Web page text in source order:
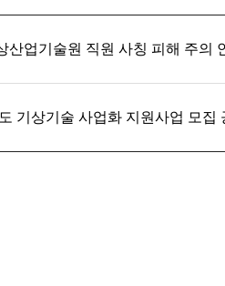
산업기술원 직원 사칭 피해 주의
기상기술 사업화 지원사업 모집